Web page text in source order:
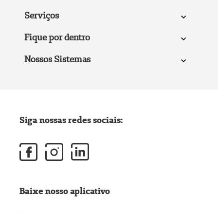
Serviços
Fique por dentro
Nossos Sistemas
Siga nossas redes sociais:
Baixe nosso aplicativo